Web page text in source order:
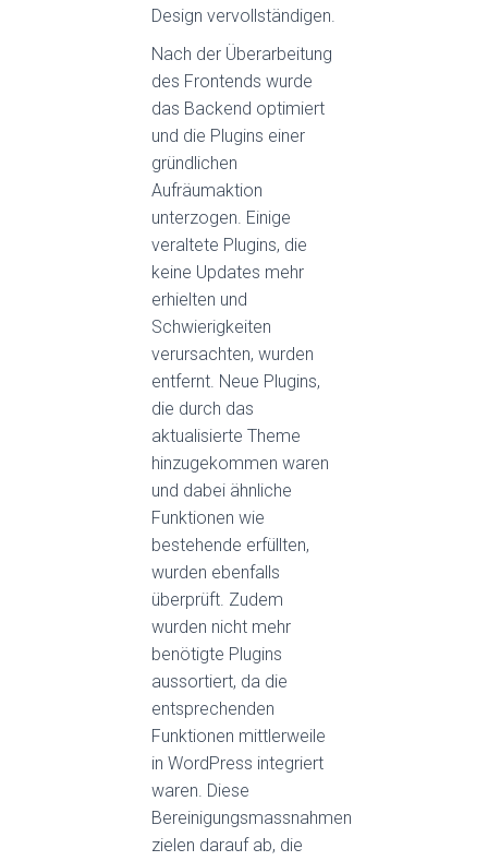
Design vervollständigen.
Nach der Überarbeitung
des Frontends wurde
das Backend optimiert
und die Plugins einer
gründlichen
Aufräumaktion
unterzogen. Einige
veraltete Plugins, die
keine Updates mehr
erhielten und
Schwierigkeiten
verursachten, wurden
entfernt. Neue Plugins,
die durch das
aktualisierte Theme
hinzugekommen waren
und dabei ähnliche
Funktionen wie
bestehende erfüllten,
wurden ebenfalls
überprüft. Zudem
wurden nicht mehr
benötigte Plugins
aussortiert, da die
entsprechenden
Funktionen mittlerweile
in WordPress integriert
waren. Diese
Bereinigungsmassnahmen
zielen darauf ab, die